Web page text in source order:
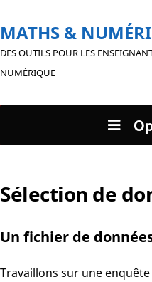
MATHS &
DES OUTILS POUR LES
NUMÉRIQUE
Sélection de
Un fichier de
Travaillons sur une